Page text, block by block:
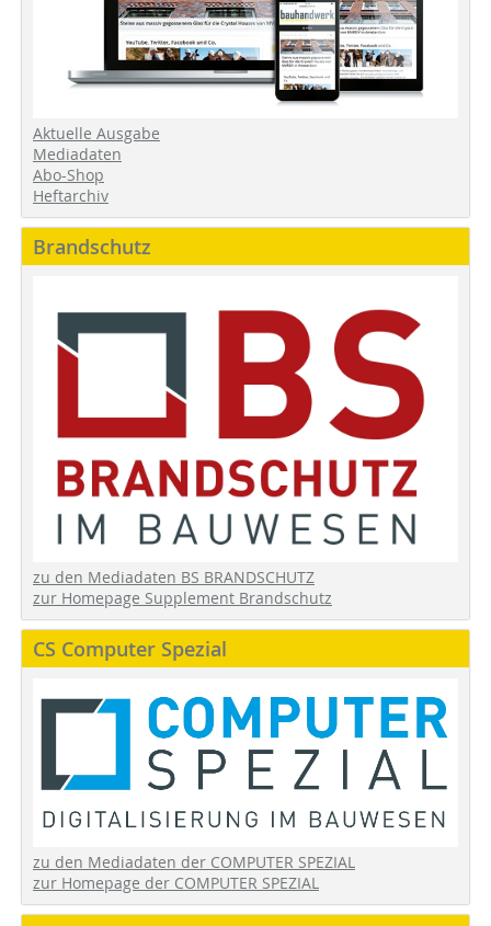
Aktuelle Ausgabe
Mediadaten
Abo-Shop
Heftarchiv
Brandschutz
zu den Mediadaten BS BRANDSCHUTZ
zur Homepage Supplement Brandschutz
CS Computer Spezial
zu den Mediadaten der COMPUTER SPEZIAL
zur Homepage der COMPUTER SPEZIAL